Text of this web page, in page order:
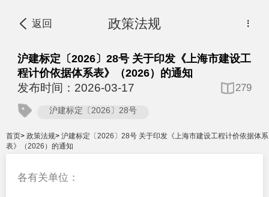
返回 ⋮
政策法规
沪建标定〔2026〕28号 关于印发《上海市建设工
程计价依据体系表》（2026）的通知
发布时间：2026-03-17 279
沪建标定〔2026〕28号
首页> 政策法规> 沪建标定〔2026〕28号 关于印发《上海市建设工程计价依据体系
表》（2026）的通知
各有关单位：